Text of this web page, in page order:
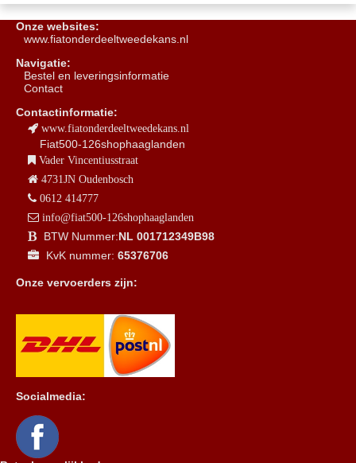
Onze websites:
www.fiatonderdeeltweedekans.nl
Navigatie:
Bestel en leveringsinformatie
Contact
Contactinformatie:
www.fiatonderdeeltweedekans.nl
Fiat500-126shophaaglanden
Vader Vincentiusstraat
4731JN Oudenbosch
0612 414777
info@fiat500-126shophaaglanden
BTW Nummer:NL 001712349B98
KvK nummer: 65376706
Onze vervoerders zijn:
Socialmedia: